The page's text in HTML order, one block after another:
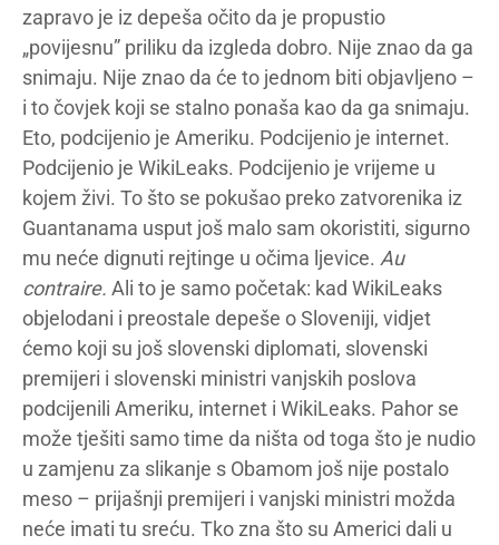
zapravo je iz depeša očito da je propustio
„povijesnu” priliku da izgleda dobro. Nije znao da ga
snimaju. Nije znao da će to jednom biti objavljeno –
i to čovjek koji se stalno ponaša kao da ga snimaju.
Eto, podcijenio je Ameriku. Podcijenio je internet.
Podcijenio je WikiLeaks. Podcijenio je vrijeme u
kojem živi. To što se pokušao preko zatvorenika iz
Guantanama usput još malo sam okoristiti, sigurno
mu neće dignuti rejtinge u očima ljevice. Au
contraire. Ali to je samo početak: kad WikiLeaks
objelodani i preostale depeše o Sloveniji, vidjet
ćemo koji su još slovenski diplomati, slovenski
premijeri i slovenski ministri vanjskih poslova
podcijenili Ameriku, internet i WikiLeaks. Pahor se
može tješiti samo time da ništa od toga što je nudio
u zamjenu za slikanje s Obamom još nije postalo
meso – prijašnji premijeri i vanjski ministri možda
neće imati tu sreću. Tko zna što su Americi dali u